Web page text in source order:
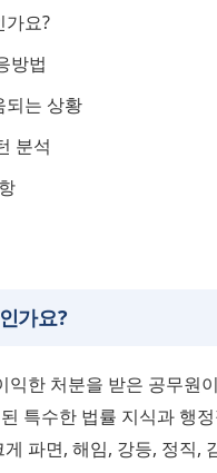
가요?
방법
되는 상황
분석
가요?
익한 처분을 받은 공무원
특수한 법률 지식과 행
파면, 해임, 강등, 정직,